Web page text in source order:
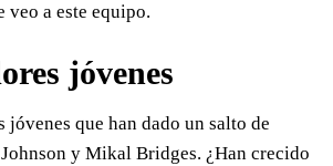
veo a este equipo.
jóvenes
jóvenes que han dado un salto de
y Mikal Bridges. ¿Han crecido